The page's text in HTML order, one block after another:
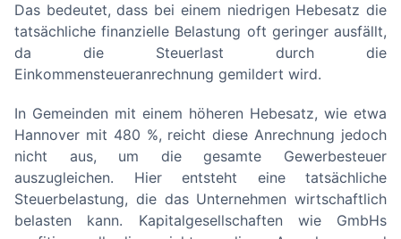
Das bedeutet, dass bei einem niedrigen Hebesatz die
tatsächliche finanzielle Belastung oft geringer ausfällt,
da die Steuerlast durch die
Einkommensteueranrechnung gemildert wird.
In Gemeinden mit einem höheren Hebesatz, wie etwa
Hannover mit 480 %, reicht diese Anrechnung jedoch
nicht aus, um die gesamte Gewerbesteuer
auszugleichen. Hier entsteht eine tatsächliche
Steuerbelastung, die das Unternehmen wirtschaftlich
belasten kann. Kapitalgesellschaften wie GmbHs